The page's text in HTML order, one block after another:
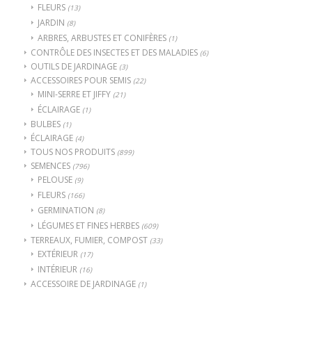
FLEURS (13)
JARDIN (8)
ARBRES, ARBUSTES ET CONIFÈRES (1)
CONTRÔLE DES INSECTES ET DES MALADIES (6)
OUTILS DE JARDINAGE (3)
ACCESSOIRES POUR SEMIS (22)
MINI-SERRE ET JIFFY (21)
ÉCLAIRAGE (1)
BULBES (1)
ÉCLAIRAGE (4)
TOUS NOS PRODUITS (899)
SEMENCES (796)
PELOUSE (9)
FLEURS (166)
GERMINATION (8)
LÉGUMES ET FINES HERBES (609)
TERREAUX, FUMIER, COMPOST (33)
EXTÉRIEUR (17)
INTÉRIEUR (16)
ACCESSOIRE DE JARDINAGE (1)